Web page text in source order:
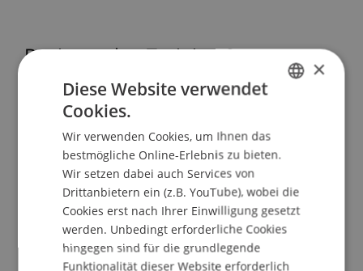
Businessplan Training 2
School/Professur:
An-Institut KMU Zentrum
Die Businessplan Trainings gehören zum
×
Diese Website verwendet
Cookies.
Wir verwenden Cookies, um Ihnen das
bestmögliche Online-Erlebnis zu bieten.
Wir setzen dabei auch Services von
Drittanbietern ein (z.B. YouTube), wobei die
Cookies erst nach Ihrer Einwilligung gesetzt
werden. Unbedingt erforderliche Cookies
hingegen sind für die grundlegende
Funktionalität dieser Website erforderlich